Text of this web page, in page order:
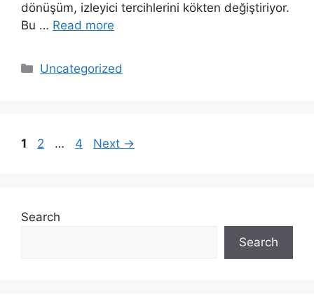
dönüşüm, izleyici tercihlerini kökten değiştiriyor.
Bu … Read more
Categories
Uncategorized
Page
1 Page
2 … Page
4 Next →
Search
Search